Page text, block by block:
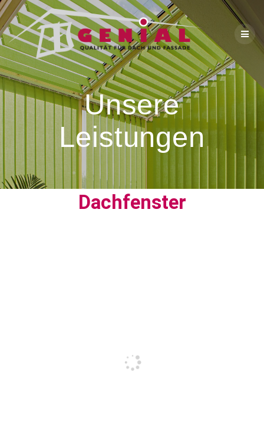
Unsere
Leistungen
Dachfenster